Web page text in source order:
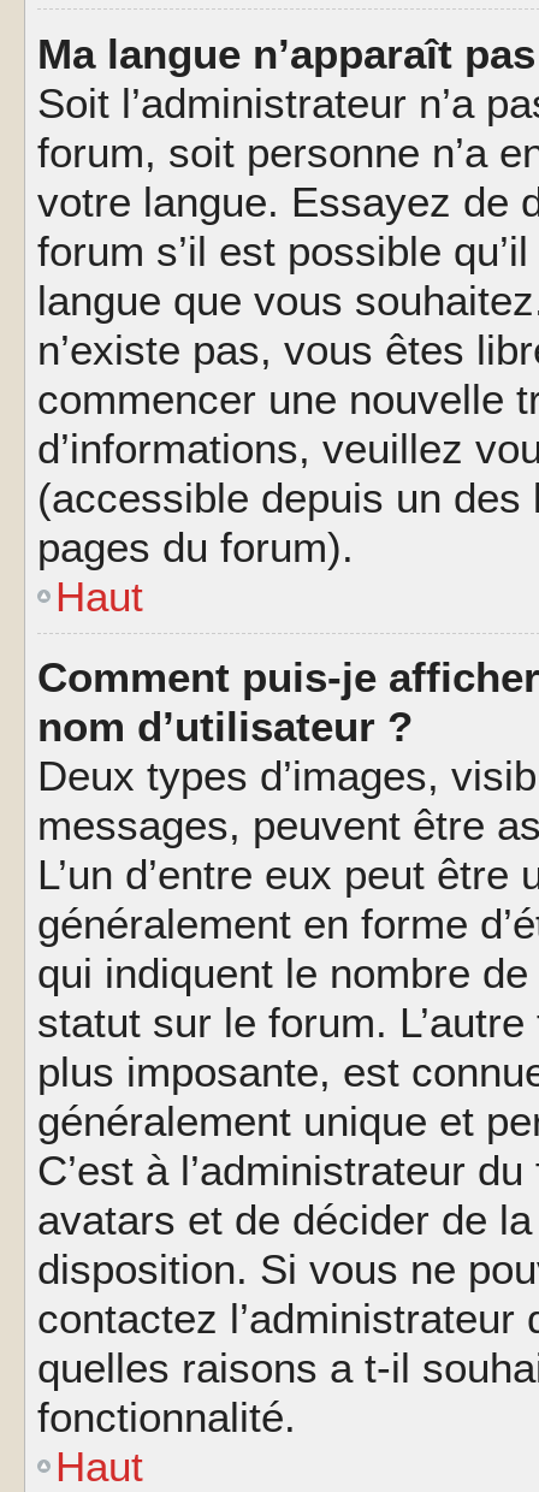
Ma langue n’apparaît
Soit l’administrateur n’a
forum, soit personne n’a
votre langue. Essayez de
forum s’il est possible
langue que vous
n’existe pas, vous êtes
commencer une nouvelle
d’informations, veuillez
(accessible depuis un
pages du forum).
Haut
Comment puis-je
nom d’utilisateur ?
Deux types d’images,
messages, peuvent être
L’un d’entre eux peut
généralement en forme
qui indiquent le nombre
statut sur le forum.
plus imposante, est
généralement unique et
C’est à l’administrateur
avatars et de décider de
disposition. Si vous ne
contactez
quelles raisons a t-il
fonctionnalité.
Haut